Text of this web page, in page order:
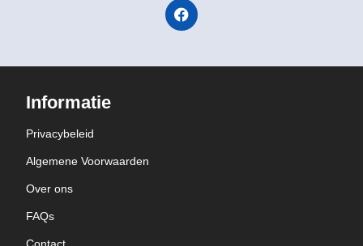
Informatie
Privacybeleid
Algemene Voorwaarden
Over ons
FAQs